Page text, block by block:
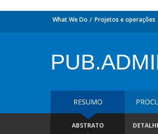
What We Do Projetos e operações
RESUMO
ABSTRATO